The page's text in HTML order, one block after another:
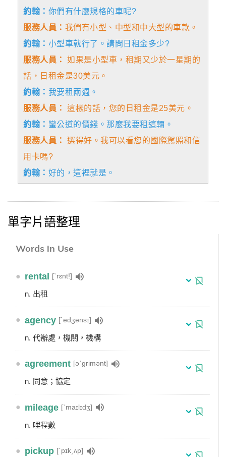
約翰： 你們有什麼規格的車呢?
服務人員： 我們有小型、中型和中大型的車款。
約翰： 小型車就行了。請問日租金多少?
服務人員：
如果是小型車，租期又少於一星期的
話，日租金是30美元。
約翰： 我要租兩週。
服務人員：
這樣的話，您的日租金是25美元。
約翰： 蠻公道的價錢。那麼我要租這輛。
服務人員：
選得好。我可以看您的國際駕照和信
用卡嗎?
約翰： 好的，這裡就是。
單字片語整理
Words in Use
● rental [ˋrɛnt!]
n. 出租
● agency [ˋedʒənsɪ]
n. 代辦處，機關，機構
● agreement [əˋgrimənt]
n. 同意；協定
● mileage [ˋmaɪlɪdʒ]
n. 哩程數
● pickup [ˋpɪk͵ʌp]